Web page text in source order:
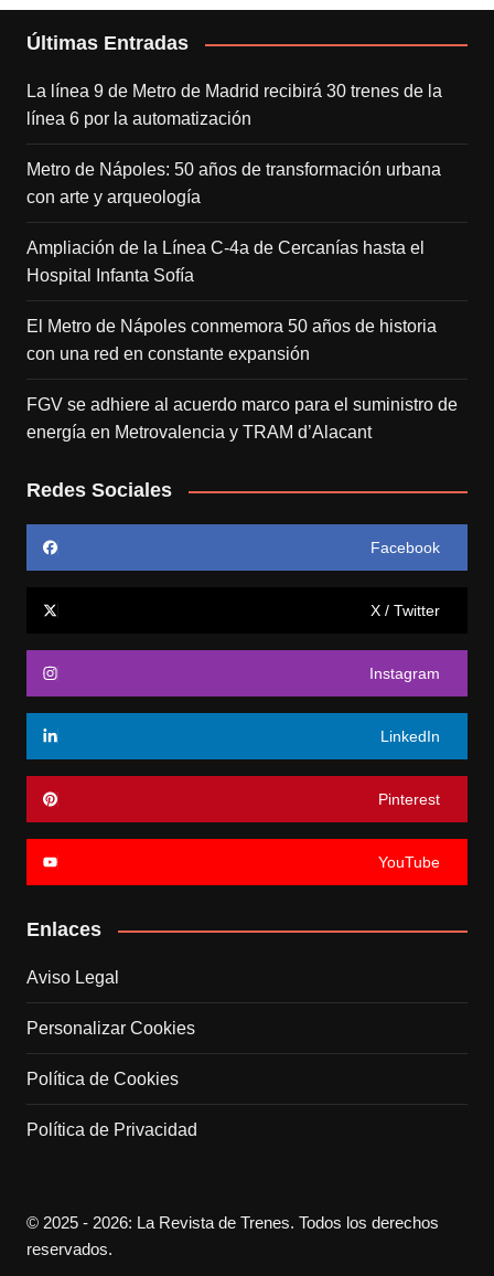
Últimas Entradas
La línea 9 de Metro de Madrid recibirá 30 trenes de la
línea 6 por la automatización
Metro de Nápoles: 50 años de transformación urbana
con arte y arqueología
Ampliación de la Línea C-4a de Cercanías hasta el
Hospital Infanta Sofía
El Metro de Nápoles conmemora 50 años de historia
con una red en constante expansión
FGV se adhiere al acuerdo marco para el suministro de
energía en Metrovalencia y TRAM d’Alacant
Redes Sociales
Facebook
X / Twitter
Instagram
LinkedIn
Pinterest
YouTube
Enlaces
Aviso Legal
Personalizar Cookies
Política de Cookies
Política de Privacidad
© 2025 - 2026: La Revista de Trenes. Todos los derechos
reservados.